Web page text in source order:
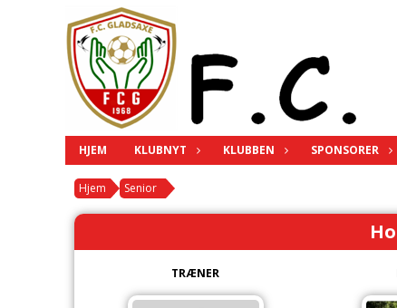
HJEM KLUBNYT KLUBBEN SPONSORER
Hjem Senior
TRÆNER